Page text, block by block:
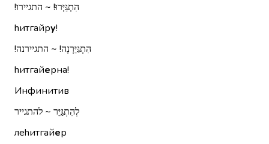
הִתְגַּיְּרוּ!‏ ~ התגיירו!‏
hитгайру!
הִתְגַּיֵּרְנָה!‏ ~ התגיירנה!‏
hитгайерна!
Инфинитив
לְהִתְגַּיֵּר ~ להתגייר
леhитгайер